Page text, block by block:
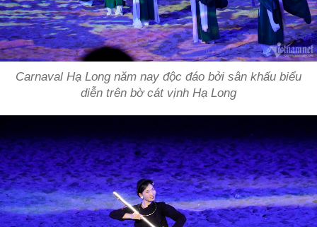
Carnaval Hạ Long năm nay độc đáo bởi sân khấu biểu
diễn trên bờ cát vịnh Hạ Long